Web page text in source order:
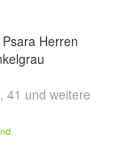
Psara Herren
, 41 und weitere